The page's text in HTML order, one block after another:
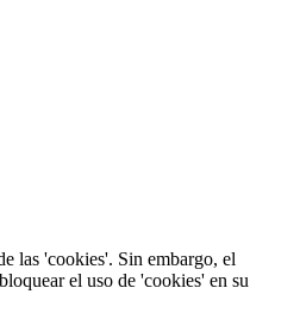
las 'cookies'. Sin embargo, el
el uso de 'cookies' en su